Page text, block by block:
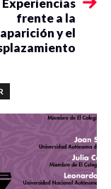
Experiencias
frente a la
y el